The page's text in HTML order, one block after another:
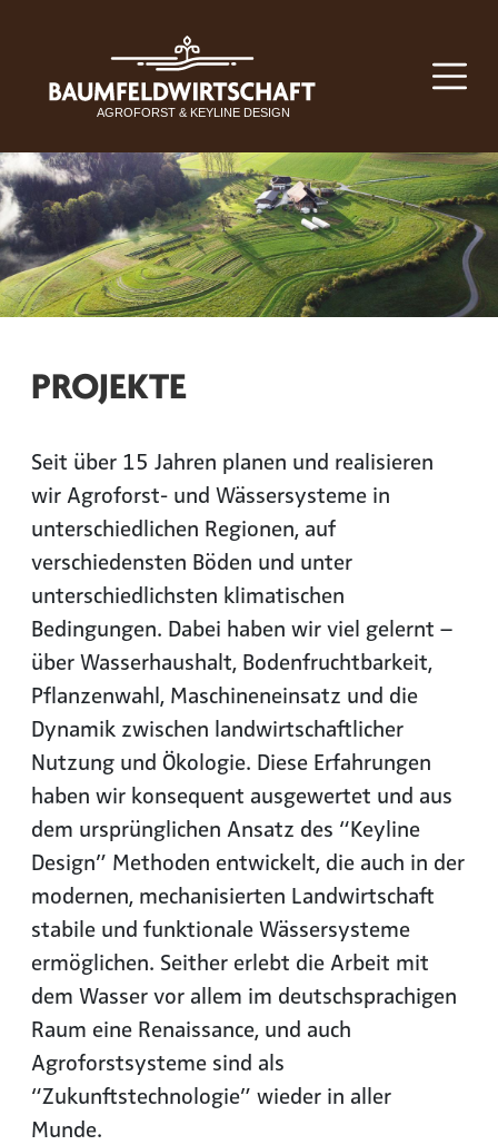
PROJEKTE
Seit über 15 Jahren planen und realisieren
wir Agroforst- und Wässersysteme in
unterschiedlichen Regionen, auf
verschiedensten Böden und unter
unterschiedlichsten klimatischen
Bedingungen. Dabei haben wir viel gelernt –
über Wasserhaushalt, Bodenfruchtbarkeit,
Pflanzenwahl, Maschineneinsatz und die
Dynamik zwischen landwirtschaftlicher
Nutzung und Ökologie. Diese Erfahrungen
haben wir konsequent ausgewertet und aus
dem ursprünglichen Ansatz des “Keyline
Design” Methoden entwickelt, die auch in der
modernen, mechanisierten Landwirtschaft
stabile und funktionale Wässersysteme
ermöglichen. Seither erlebt die Arbeit mit
dem Wasser vor allem im deutschsprachigen
Raum eine Renaissance, und auch
Agroforstsysteme sind als
“Zukunftstechnologie” wieder in aller
Munde.